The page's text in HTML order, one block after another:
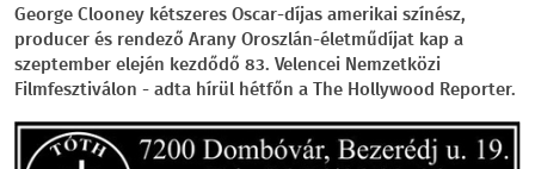
George Clooney kétszeres Oscar-díjas amerikai színész,
producer és rendező Arany Oroszlán-életműdíjat kap a
szeptember elején kezdődő 83. Velencei Nemzetközi
Filmfesztiválon - adta hírül hétfőn a The Hollywood Reporter.